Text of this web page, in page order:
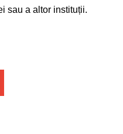
sau a altor instituții.